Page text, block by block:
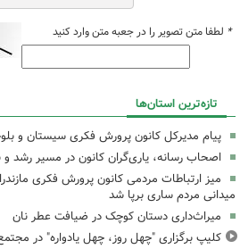
* لطفا متن تصویر را در جعبه متن وارد کنید
تازه‌ترین استان‌ها
پیام مدیرکل کانون پرورش فکری سیستان و
اصحاب رسانه، یاری‌گران کانون در مسیر رشد و
میز ارتباطات مردمی کانون پرورش فکری
میدانی مردم ساری برپا شد
میراث‌داری دستان کوچک در ضیافت عطر نان
کلیپ برگزاری "چهل روز، چهل یادواره" در مجتمع شماره ۱